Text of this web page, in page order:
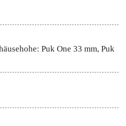
Puk One 33 mm, Puk